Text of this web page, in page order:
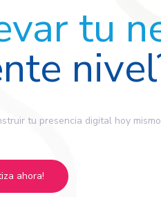
tu
tu presencia digital hoy
ahora!